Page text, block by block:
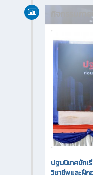
กิจกรรมภา
ปฐมนิเทศนัก